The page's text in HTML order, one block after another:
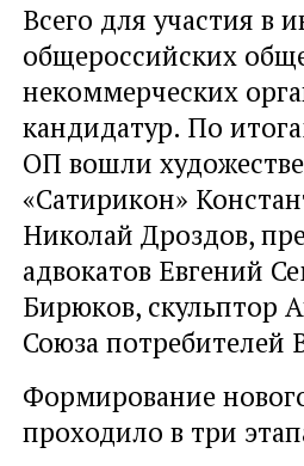
Всего для участия в
общероссийских
некоммерческих
кандидатур. По
ОП вошли
«Сатирикон»
Николай Дроздов,
адвокатов Евгений
Бирюков, скульптор
Союза потребителей
Формирование
проходило в три